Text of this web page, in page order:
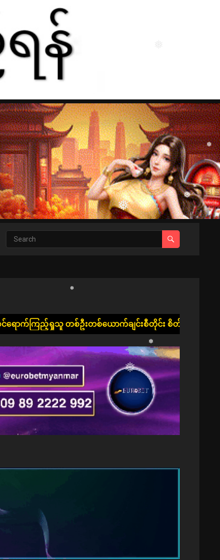
❅
❅
❅
❅
ဦးတစ်ယောက်ချင်းစီတိုင်း စိတ်၏ချမ်းသာခြင်း၊ ကိုယ်၏ကျန်းမ